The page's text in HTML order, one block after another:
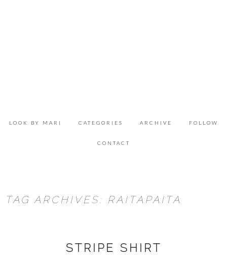
to
LOOK BY MARI CATEGORIES
ACCESSORIES
FOOD & HEALTH
LOOK & INSPIRATION
ARCHIVE FOLLOW
CONTACT
TAG ARCHIVES: RAITAPAITA
STRIPE SHIRT